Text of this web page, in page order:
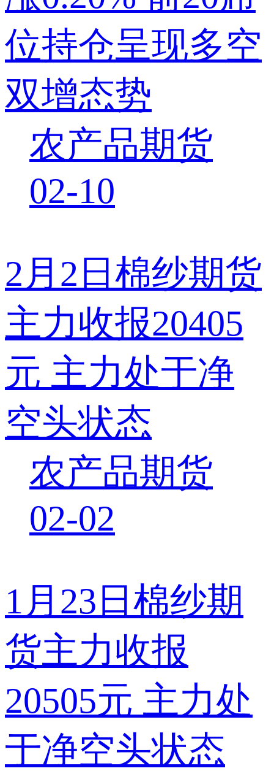
位持仓呈现多空
双增态势
农产品期货
02-10
2月2日棉纱期货
主力收报20405
元 主力处于净
空头状态
农产品期货
02-02
1月23日棉纱期
货主力收报
20505元 主力处
于净空头状态